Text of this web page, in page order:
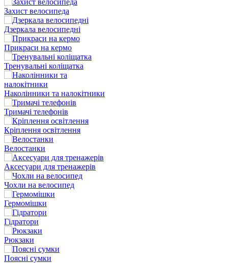
Захист велосипеда
Дзеркала велосипедні
Прикраси на кермо
Тренувальні коліщатка
Наколінники та налокітники
Тримачі телефонів
Кріплення освітлення
Велостанки
Аксесуари для тренажерів
Чохли на велосипед
Гермомішки
Гідратори
Рюкзаки
Поясні сумки